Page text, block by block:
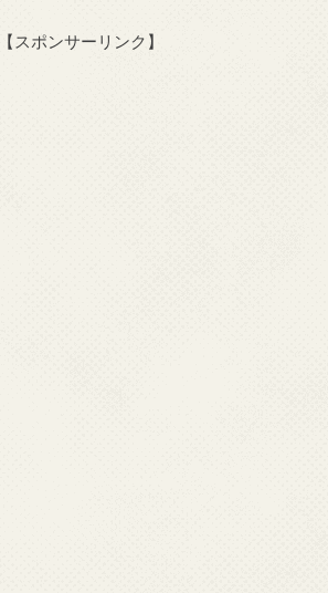
【スポンサーリンク】